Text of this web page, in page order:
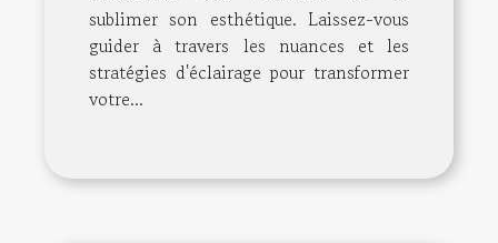
sublimer son esthétique. Laissez-vous
guider à travers les nuances et les
stratégies d'éclairage pour transformer
votre...